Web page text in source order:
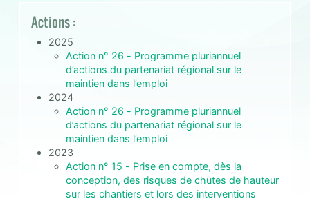
Actions :
2025
Action n° 26 - Programme pluriannuel
d’actions du partenariat régional sur le
maintien dans l’emploi
2024
Action n° 26 - Programme pluriannuel
d’actions du partenariat régional sur le
maintien dans l’emploi
2023
Action n° 15 - Prise en compte, dès la
conception, des risques de chutes de hauteur
sur les chantiers et lors des interventions